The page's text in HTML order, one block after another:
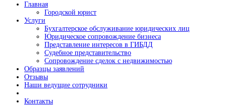
Главная
Городской юрист
Услуги
Бухгалтерское обслуживание юридических лиц
Юридическое сопровождение бизнеса
Представление интересов в ГИБДД
Судебное представительство
Сопровождение сделок с недвижимостью
Образцы заявлений
Отзывы
Наши ведущие сотрудники
Контакты